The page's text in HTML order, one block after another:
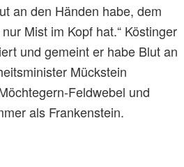
an den Händen habe, dem
Mist im Kopf hat.“ Köstinger
und gemeint er habe Blut an
Mückstein
Feldwebel und
als Frankenstein.